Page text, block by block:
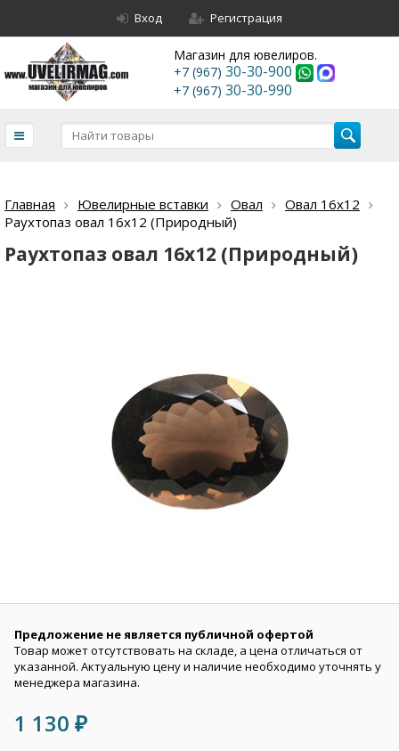
Вход Регистрация
Магазин для ювелиров.
+7 (967) 30-30-900
+7 (967) 30-30-990
Главная Ювелирные вставки Овал
Овал 16х12
Раухтопаз овал 16х12 (Природный)
Раухтопаз овал 16х12 (Природный)
Предложение не является публичной офертой
Товар может отсутствовать на складе, а цена отличаться от
указанной. Актуальную цену и наличие необходимо уточнять у
менеджера магазина.
1 130 ₽